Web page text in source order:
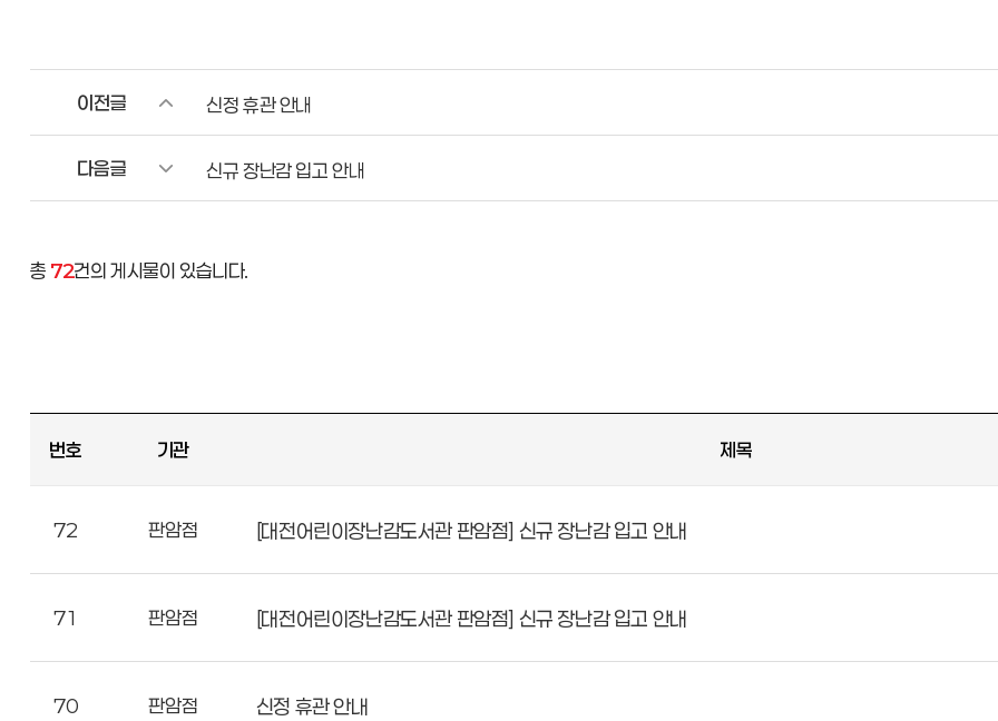
이전글 신정 휴관 안내
다음글 신규 장난감 입고 안내
총 72건의 게시물이 있습니다.
번호 기관 제목
72 판암점 [대전어린이장난감도서관 판암점] 신규 장난감 입고 안내
71 판암점 [대전어린이장난감도서관 판암점] 신규 장난감 입고 안내
70 판암점 신정 휴관 안내